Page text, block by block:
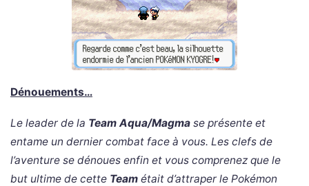
Dénouements…
Le leader de la Team Aqua/Magma se présente et
entame un dernier combat face à vous. Les clefs de
l’aventure se dénoues enfin et vous comprenez que le
but ultime de cette Team était d’attraper le Pokémon